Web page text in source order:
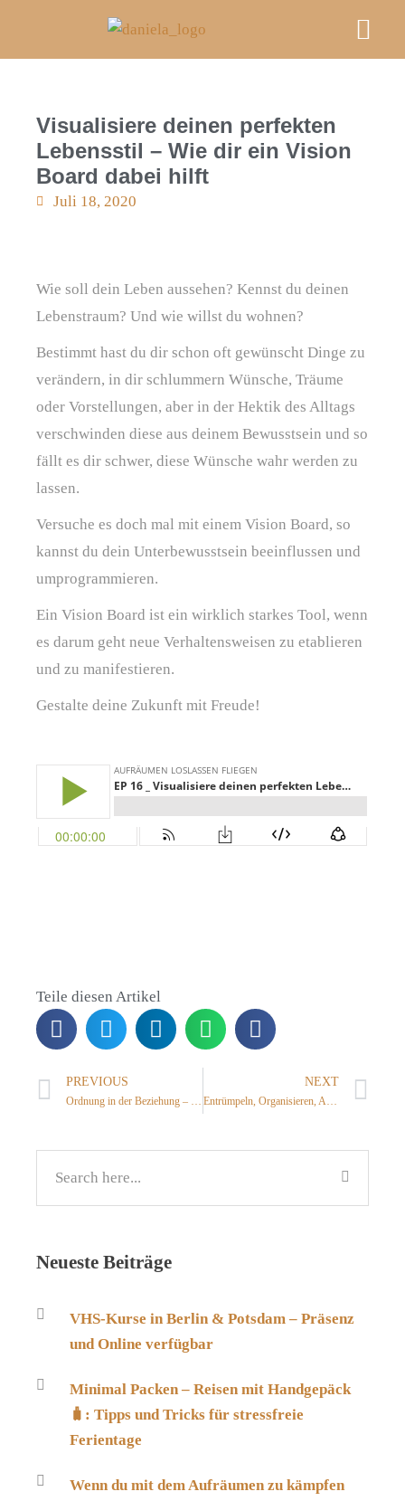
Visualisiere deinen perfekten
Lebensstil – Wie dir ein Vision
Board dabei hilft
Juli 18, 2020
Wie soll dein Leben aussehen? Kennst du deinen
Lebenstraum? Und wie willst du wohnen?
Bestimmt hast du dir schon oft gewünscht Dinge zu
verändern, in dir schlummern Wünsche, Träume
oder Vorstellungen, aber in der Hektik des Alltags
verschwinden diese aus deinem Bewusstsein und so
fällt es dir schwer, diese Wünsche wahr werden zu
lassen.
Versuche es doch mal mit einem Vision Board, so
kannst du dein Unterbewusstsein beeinflussen und
umprogrammieren.
Ein Vision Board ist ein wirklich starkes Tool, wenn
es darum geht neue Verhaltensweisen zu etablieren
und zu manifestieren.
Gestalte deine Zukunft mit Freude!
Teile diesen Artikel
PREVIOUS
Ordnung in der Beziehung – ein Interview mit Beziehungscoach Lena Kager
NEXT
Entrümpeln, Organisieren, Aufräumen & Putzen – warum es diese Reihenfolge gibt
Neueste Beiträge
VHS-Kurse in Berlin & Potsdam – Präsenz
und Online verfügbar
Minimal Packen – Reisen mit Handgepäck
🧳: Tipps und Tricks für stressfreie
Ferientage
Wenn du mit dem Aufräumen zu kämpfen